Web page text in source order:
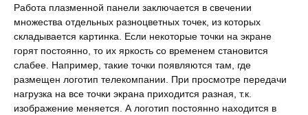
Работа плазменной панели заключается в свечении
множества отдельных разноцветных точек, из которых
складывается картинка. Если некоторые точки на экране
горят постоянно, то их яркость со временем становится
слабее. Например, такие точки появляются там, где
размещен логотип телекомпании. При просмотре передачи
нагрузка на все точки экрана приходится разная, т.к.
изображение меняется. А логотип постоянно находится в